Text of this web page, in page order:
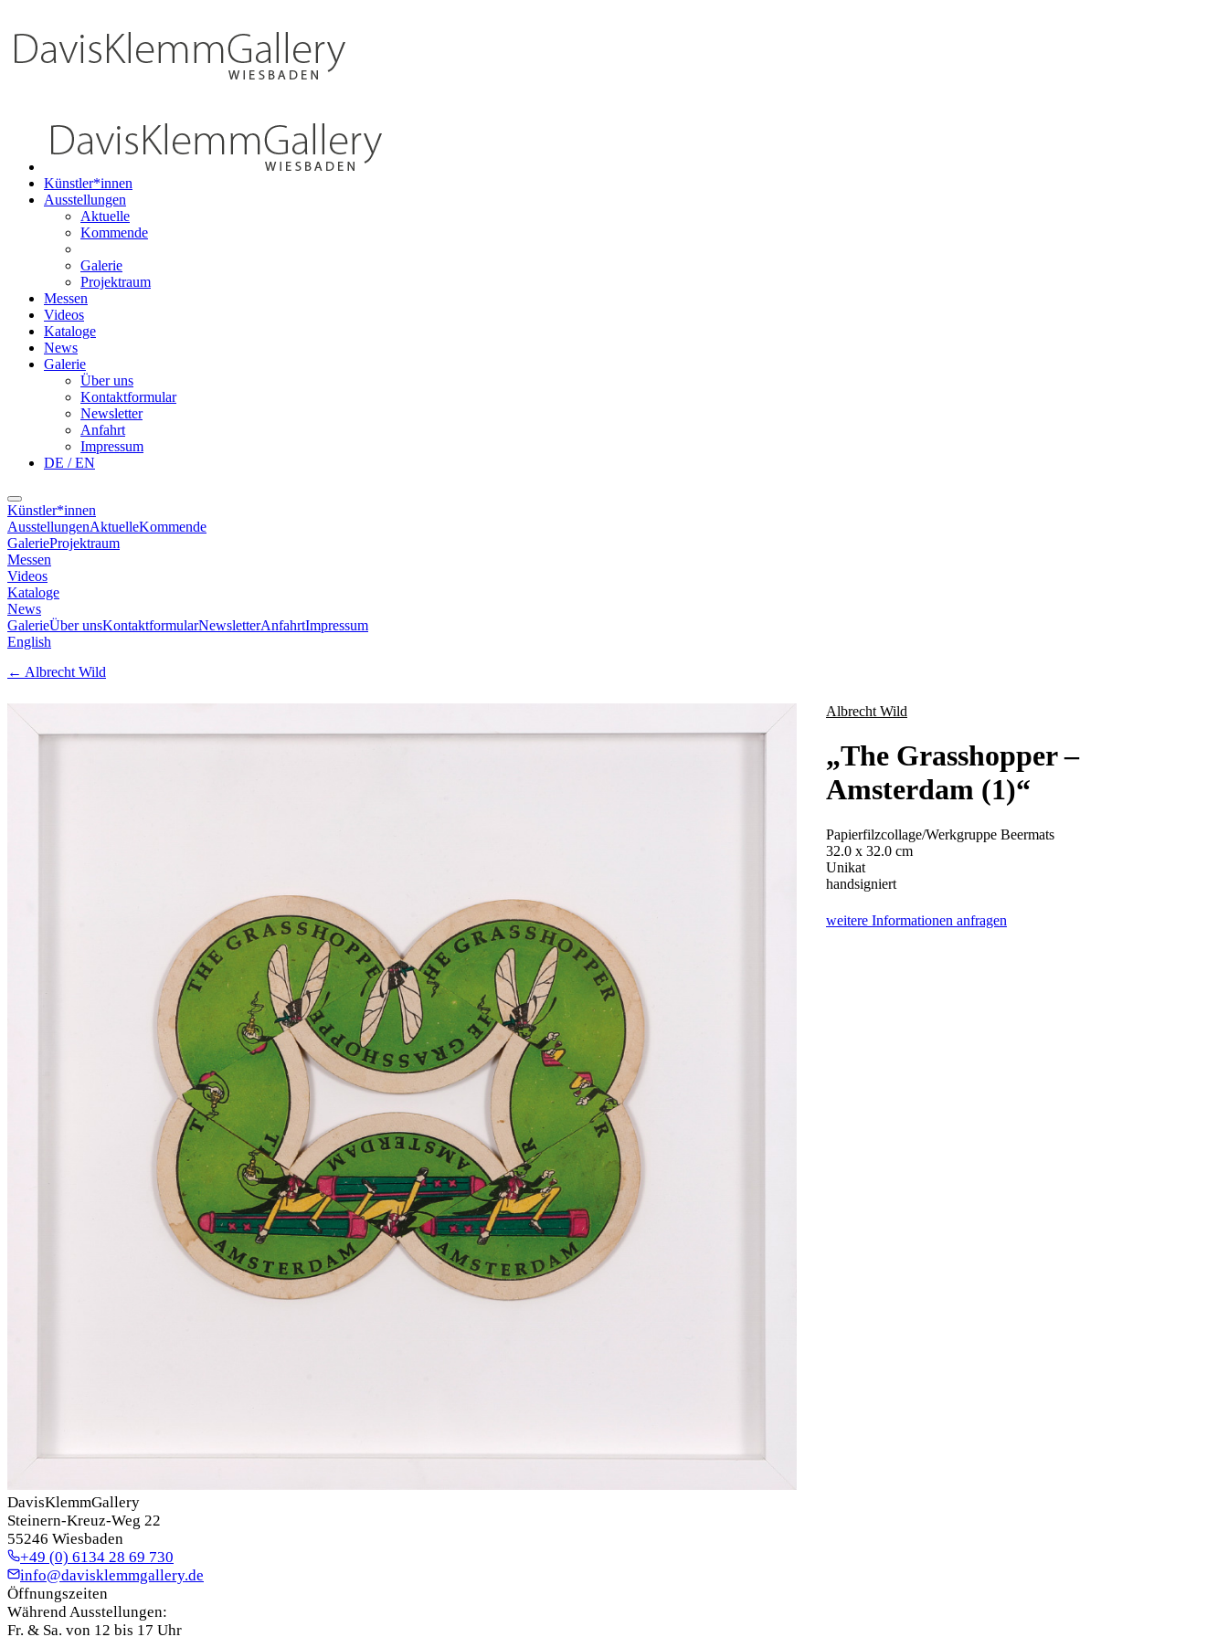
Künstler*innen
Ausstellungen
Aktuelle
Kommende
Galerie
Projektraum
Messen
Videos
Kataloge
News
Galerie
Über uns
Kontaktformular
Newsletter
Anfahrt
Impressum
DE / EN
Künstler*innen
AusstellungenAktuelleKommende
GalerieProjektraum
Messen
Videos
Kataloge
News
GalerieÜber unsKontaktformularNewsletterAnfahrtImpressum
English
← Albrecht Wild
Albrecht Wild
„The Grasshopper –
Amsterdam (1)“
Papierfilzcollage/Werkgruppe Beermats
32.0 x 32.0 cm
Unikat
handsigniert
weitere Informationen anfragen
DavisKlemmGallery
Steinern-Kreuz-Weg 22
55246 Wiesbaden
+49 (0) 6134 28 69 730
info@davisklemmgallery.de
Öffnungszeiten
Während Ausstellungen:
Fr. & Sa. von 12 bis 17 Uhr